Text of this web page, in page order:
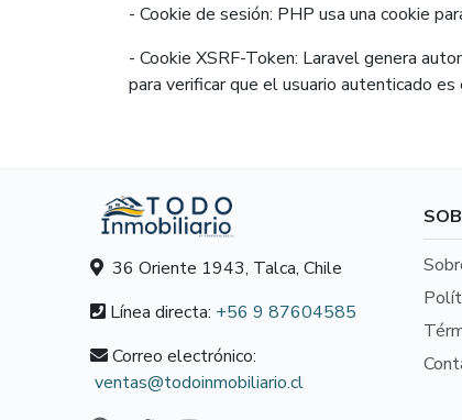
- Cookie de sesión: PHP usa una cookie
- Cookie XSRF-Token: Laravel genera
para verificar que el usuario autenticado
36 Oriente 1943, Talca, Chile
Línea directa: +56 9 87604585
Correo electrónico:
ventas@todoinmobiliario.cl